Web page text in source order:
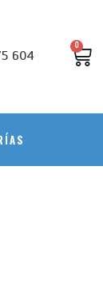
604
0